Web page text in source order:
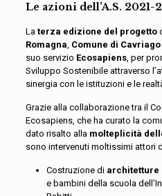
Le azioni dell’A.S. 2021-
La terza edizione del progetto
Romagna, Comune di Cavriago
suo servizio Ecosapiens, per
Sviluppo Sostenibile attraverso
sinergia con le istituzioni e le
Grazie alla collaborazione tra il
Ecosapiens, che ha curato la
dato risalto alla molteplicità
sono intervenuti moltissimi attori
Costruzione di architetture
e bambini della scuola